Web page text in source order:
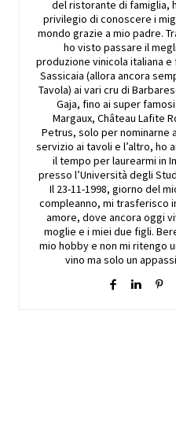
del ristorante di famiglia,
privilegio di conoscere i
mondo grazie a mio padre.
ho visto passare il
produzione vinicola italiana e
Sassicaia (allora ancora
Tavola) ai vari cru di
Gaja, fino ai super
Margaux, Château Lafite
Petrus, solo per nominarne
servizio ai tavoli e l’altro, ho
il tempo per laurearmi in
presso l’Università degli
Il 23-11-1998, giorno del
compleanno, mi trasferisco
amore, dove ancora oggi
moglie e i miei due figli.
mio hobby e non mi ritengo
vino ma solo un